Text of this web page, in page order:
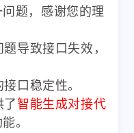
问题，感谢您的理
导致接口失效，
口稳定性。
了智能生成对接代
。